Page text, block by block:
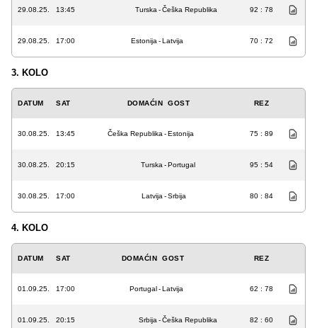
29.08.25. 13:45 Turska -Češka Republika 92 : 78
29.08.25. 17:00 Estonija -Latvija 70 : 72
3. KOLO
DATUM SAT DOMAĆIN GOST REZ
30.08.25. 13:45 Češka Republika -Estonija 75 : 89
30.08.25. 20:15 Turska -Portugal 95 : 54
30.08.25. 17:00 Latvija -Srbija 80 : 84
4. KOLO
DATUM SAT DOMAĆIN GOST REZ
01.09.25. 17:00 Portugal-Latvija 62 : 78
01.09.25. 20:15 Srbija -Češka Republika 82 : 60